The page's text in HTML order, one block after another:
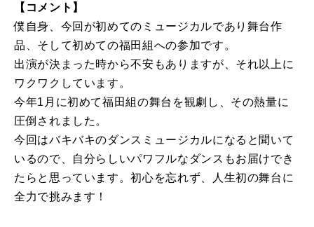
【コメント】
僕自身、今回が初めてのミュージカルであり舞台作
品、そして初めての福田組への参加です。
出演が決まった時から不安もありますが、それ以上に
ワクワクしています。
今年1月に初めて福田組の舞台を観劇し、その熱量に
圧倒されました。
今回はバキバキのダンスミュージカルになると聞いて
いるので、自分らしいパワフルなダンスもお届けでき
たらと思っています。初心を忘れず、人生初の舞台に
全力で挑みます！